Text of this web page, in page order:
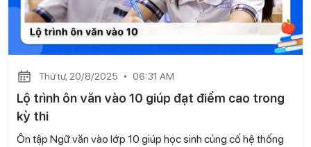
Thứ tư, 20/8/2025 06:31 AM
Lộ trình ôn văn vào 10 giúp đạt điểm cao trong
kỳ thi
Ôn tập Ngữ văn vào lớp 10 giúp học sinh củng cố hệ thống